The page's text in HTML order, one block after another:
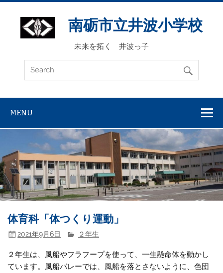
Skip
content
南砺市立井波小学校
未来を拓く 井波っ子
MENU
体育科「体つくり運動」
2021年9月6日 ２年生
２年生は、風船やフラフープを使って、一生懸命体を動かし
ています。風船バレーでは、風船を落とさないように、色団